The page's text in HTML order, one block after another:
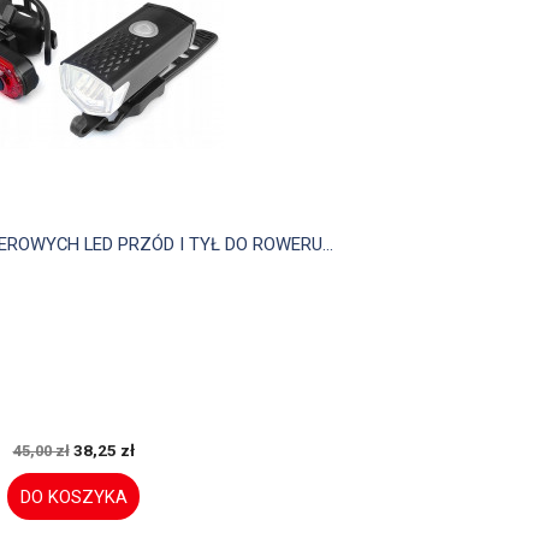
Szybki podgląd
LED PRZÓD I TYŁ DO ROWERU...
45,00 zł 38,25 zł
DO KOSZYKA